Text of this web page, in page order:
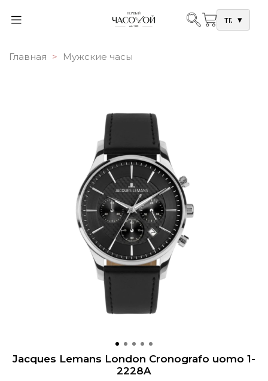
тг. ▾
Главная Мужские часы
Jacques Lemans London Cronografo uomo 1-
2228A